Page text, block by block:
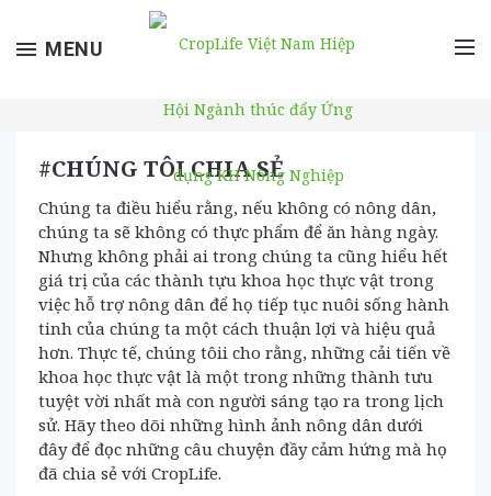
ToggleMENU
#CHÚNG TÔI CHIA SẺ
Chúng ta điều hiểu rằng, nếu không có nông dân,
chúng ta sẽ không có thực phẩm để ăn hàng ngày.
Nhưng không phải ai trong chúng ta cũng hiểu hết
giá trị của các thành tựu khoa học thực vật trong
việc hỗ trợ nông dân để họ tiếp tục nuôi sống hành
tinh của chúng ta một cách thuận lợi và hiệu quả
hơn. Thực tế, chúng tôii cho rằng, những cải tiến về
khoa học thực vật là một trong những thành tưu
tuyệt vời nhất mà con người sáng tạo ra trong lịch
sử. Hãy theo dõi những hình ảnh nông dân dưới
đây để đọc những câu chuyện đầy cảm hứng mà họ
đã chia sẻ với CropLife.